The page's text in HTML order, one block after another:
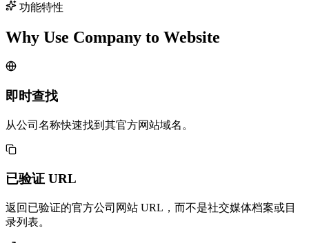
功能特性
Why Use Company to Website
即时查找
从公司名称快速找到其官方网站域名。
已验证 URL
返回已验证的官方公司网站 URL，而不是社交媒体档案或目
录列表。